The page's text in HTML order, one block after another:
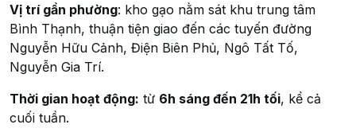
Vị trí gần phường: kho gạo nằm sát khu trung tâm
Bình Thạnh, thuận tiện giao đến các tuyến đường
Nguyễn Hữu Cảnh, Điện Biên Phủ, Ngô Tất Tố,
Nguyễn Gia Trí.
Thời gian hoạt động: từ 6h sáng đến 21h tối, kể cả
cuối tuần.